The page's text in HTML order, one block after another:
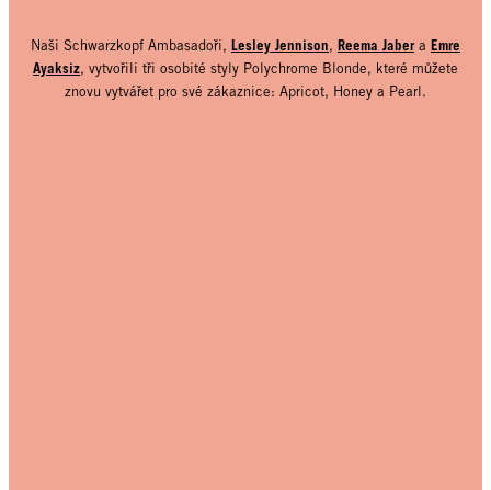
Naši Schwarzkopf Ambasadoři, Lesley Jennison, Reema Jaber a Emre
Ayaksiz, vytvořili tři osobité styly Polychrome Blonde, které můžete
znovu vytvářet pro své zákaznice: Apricot, Honey a Pearl.